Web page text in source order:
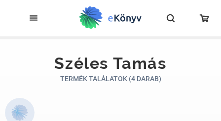
Széles Tamás
TERMÉK TALÁLATOK (4 DARAB)